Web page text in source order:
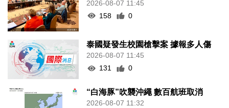
2026-08-07 11:45
158
0
泰國疑發生校園槍擊案 據報多人傷
2026-08-07 11:45
131
0
“白海豚”吹襲沖繩 數百航班取消
2026-08-07 11:32